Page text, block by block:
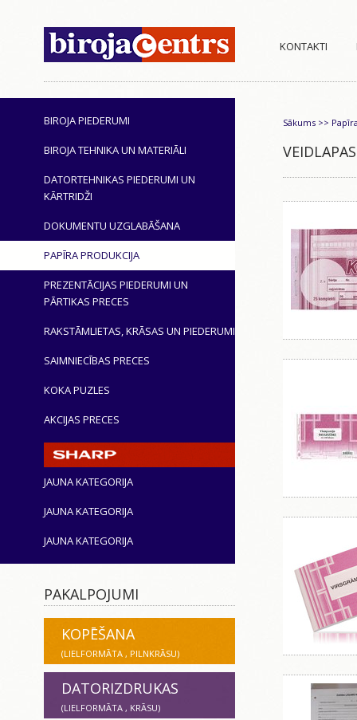
KONTAKTI
BIROJA PIEDERUMI
BIROJA TEHNIKA UN MATERIĀLI
DATORTEHNIKAS PIEDERUMI UN
KĀRTRIDŽI
DOKUMENTU UZGLABĀŠANA
PAPĪRA PRODUKCIJA
PREZENTĀCIJAS PIEDERUMI UN
PĀRTIKAS PRECES
RAKSTĀMLIETAS, KRĀSAS UN PIEDERUMI
SAIMNIECĪBAS PRECES
KOKA PUZLES
AKCIJAS PRECES
JAUNA KATEGORIJA
JAUNA KATEGORIJA
JAUNA KATEGORIJA
Sākums >>
PAKALPOJUMI
KOPĒŠANA
(LIELFORMĀTA , PILNKRĀSU)
DATORIZDRUKAS
(LIELFORMĀTA , KRĀSU)